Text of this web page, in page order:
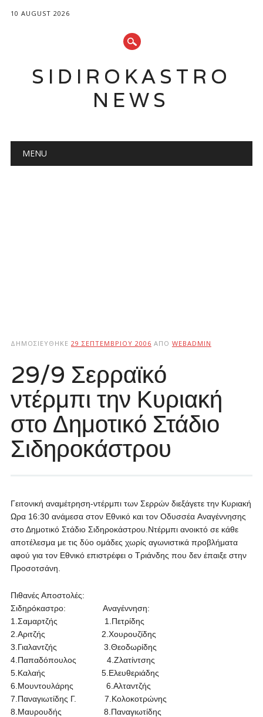
10 AUGUST 2026
SIDIROKASTRO
NEWS
Main menu
MENU
ΔΗΜΟΣΙΕΎΘΗΚΕ 29 ΣΕΠΤΕΜΒΡΊΟΥ 2006 ΑΠΌ WEBADMIN
29/9 Σερραϊκό
ντέρμπι την Κυριακή
στο Δημοτικό Στάδιο
Σιδηροκάστρου
Γειτονική αναμέτρηση-ντέρμπι των Σερρών διεξάγετε την Κυριακή
Ωρα 16:30 ανάμεσα στον Εθνικό και τον Οδυσσέα Αναγέννησης
στο Δημοτικό Στάδιο Σιδηροκάστρου.Ντέρμπι ανοικτό σε κάθε
αποτέλεσμα με τις δύο ομάδες χωρίς αγωνιστικά προβλήματα
αφού για τον Εθνικό επιστρέφει ο Τριάνδης που δεν έπαιξε στην
Προσοτσάνη.
Πιθανές Αποστολές:
Σιδηρόκαστρο: Αναγέννηση:
1.Σαμαρτζής 1.Πετρίδης
2.Αριτζής 2.Χουρουζίδης
3.Γιαλαντζής 3.Θεοδωρίδης
4.Παπαδόπουλος 4.Ζλατίντσης
5.Καλαής 5.Ελευθεριάδης
6.Μουντουλάρης 6.Αλταντζής
7.Παναγιωτίδης Γ. 7.Κολοκοτρώνης
8.Μαυρουδής 8.Παναγιωτίδης